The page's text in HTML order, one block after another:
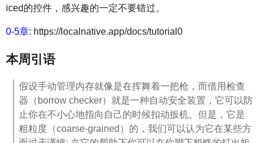
iced的控件，感兴趣的一定不要错过。
0-5章: https://localnative.app/docs/tutorial0
本周引语
假设手动管理内存就像是在挥舞着一把枪，而借用检查
器（borrow checker）就是一种自动安全装置，它可以防
止你在不小心地指向自己的时候扣动扳机。但是，它是
粗粒度（coarse-grained）的，我们可以认为它在某些方